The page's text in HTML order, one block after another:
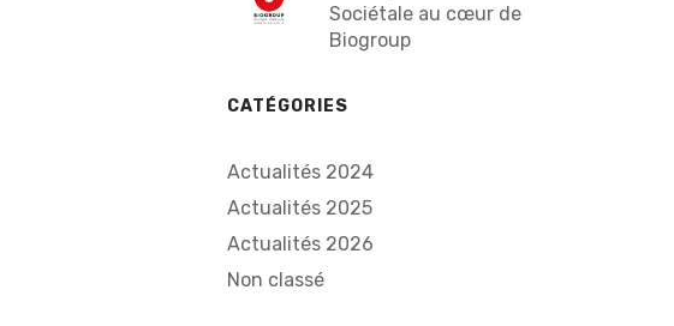
Sociétale au cœur de
Biogroup
CATÉGORIES
Actualités 2024
Actualités 2025
Actualités 2026
Non classé